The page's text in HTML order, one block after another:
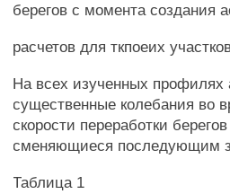
берегов с момента создания
расчетов для ткпоеих
На всех изученных профилях
существенные колебания во
скорости переработки
сменяющиеся последующим
Таблица 1